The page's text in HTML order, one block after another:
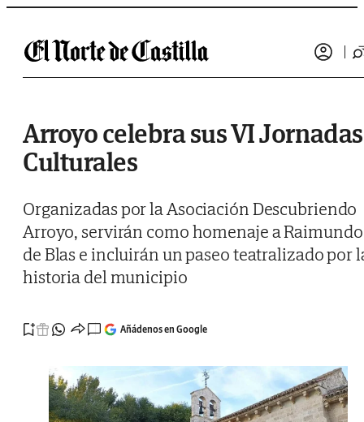
Saltar al contenido
Arroyo celebra sus VI Jornadas
Culturales
Organizadas por la Asociación Descubriendo
Arroyo, servirán como homenaje a Raimundo
de Blas e incluirán un paseo teatralizado por
historia del municipio
Añádenos en Google